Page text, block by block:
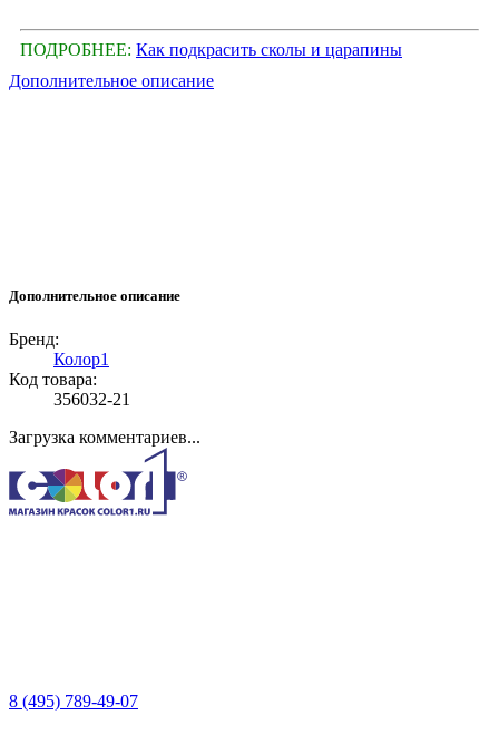
ПОДРОБНЕЕ: Как подкрасить сколы и царапины
Дополнительное описание
Дополнительное описание
Бренд:
Колор1
Код товара:
356032-21
Загрузка комментариев...
8 (495) 789-49-07